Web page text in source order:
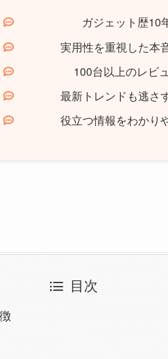
ガジェット歴10
実用性を重視した本
100台以上のレビ
最新トレンドも逃さ
役立つ情報をわかり
目次